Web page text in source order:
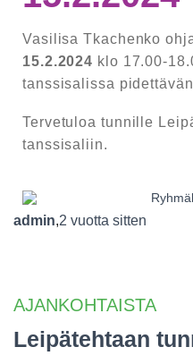
Vasilisa Tkachenko
15.2.2024 klo 17.00-
tanssisalissa
Tervetuloa tunnille
tanssisaliin.
admin,2 vuotta sitten
AJANKOHTAISTA
Leipätehtaan